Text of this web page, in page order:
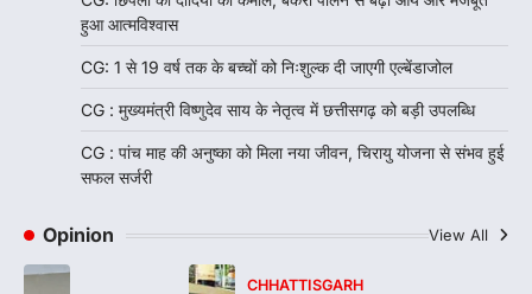
हुआ आत्मविश्वास
CG: 1 से 19 वर्ष तक के बच्चों को निःशुल्क दी जाएगी एल्बेंडाजोल
CG : मुख्यमंत्री विष्णुदेव साय के नेतृत्व में छत्तीसगढ़ को बड़ी उपलब्धि
CG : पांच माह की अनुष्का को मिला नया जीवन, चिरायु योजना से संभव हुई
सफल सर्जरी
Opinion View All
CHHATTISGARH